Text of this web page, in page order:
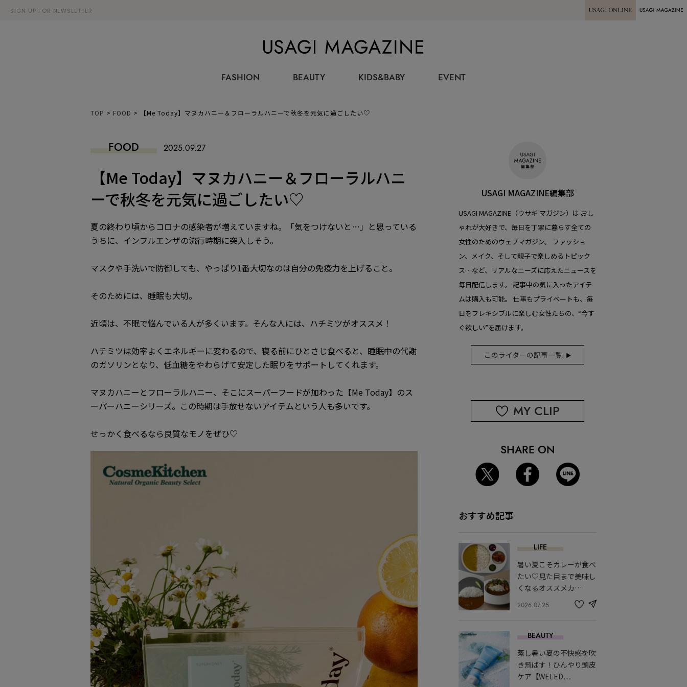
SIGN UP FOR NEWSLETTER
FASHION BEAUTY KIDS&BABY EVENT
TOP > FOOD > 【Me Today】マヌカハニー＆フローラルハニーで秋冬を元気に過ごしたい♡
FOOD 2025.09.27
【Me Today】マヌカハニー＆フローラルハニ
ーで秋冬を元気に過ごしたい♡
夏の終わり頃からコロナの感染者が増えていますね。「気をつけないと…」と思っている
うちに、インフルエンザの流行時期に突入しそう。
マスクや手洗いで防御しても、やっぱり1番大切なのは自分の免疫力を上げること。
そのためには、睡眠も大切。
近頃は、不眠で悩んでいる人が多くいます。そんな人には、ハチミツがオススメ！
ハチミツは効率よくエネルギーに変わるので、寝る前にひとさじ食べると、睡眠中の代謝
のガソリンとなり、低血糖をやわらげて安定した眠りをサポートしてくれます。
マヌカハニーとフローラルハニー、そこにスーパーフードが加わった【Me Today】のス
ーパーハニーシリーズ。この時期は手放せないアイテムという人も多いです。
せっかく食べるなら良質なモノをぜひ♡
USAGI MAGAZINE編集部
USAGI MAGAZINE（ウサギ マガジン）は おし
ゃれが大好きで、毎日を丁寧に暮らす全ての
女性のためのウェブマガジン。 ファッショ
ン、メイク、そして親子で楽しめるトピック
ス…など、リアルなニーズに応えたニュースを
毎日配信します。 記事中の気に入ったアイテ
ムは購入も可能。 仕事もプライベートも、毎
日をフレキシブルに楽しむ女性たちの、“今す
ぐ欲しい”を届けます。
このライターの記事一覧
MY CLIP
SHARE ON
おすすめ記事
LIFE
暑い夏こそカレーが食べ
たい♡見た目まで美味し
くなるオススメカ…
2026.07.25
に
入
り
BEAUTY
蒸し暑い夏の不快感を吹
き飛ばす！ひんやり頭皮
ケア【WELED…